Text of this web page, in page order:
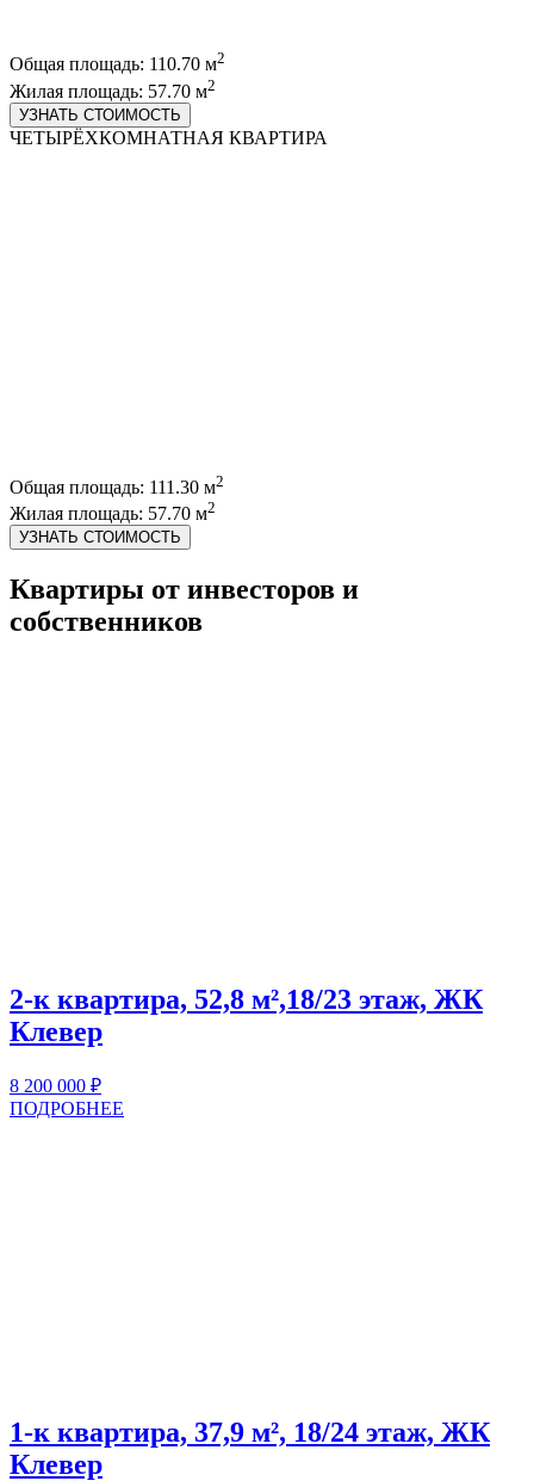
Общая площадь: 110.70 м2
Жилая площадь: 57.70 м2
УЗНАТЬ СТОИМОСТЬ
ЧЕТЫРЁХКОМНАТНАЯ КВАРТИРА
Общая площадь: 111.30 м2
Жилая площадь: 57.70 м2
УЗНАТЬ СТОИМОСТЬ
Квартиры от инвесторов и
собственников
2-к квартира, 52,8 м²,18/23 этаж, ЖК
Клевер
8 200 000 ₽
ПОДРОБНЕЕ
1-к квартира, 37,9 м², 18/24 этаж, ЖК
Клевер